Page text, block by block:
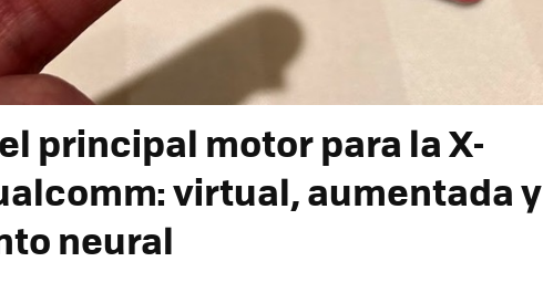
principal motor para la X-
virtual, aumentada y
neural